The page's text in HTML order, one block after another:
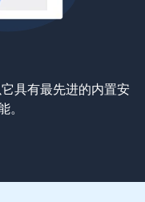
具有最先进的内置安